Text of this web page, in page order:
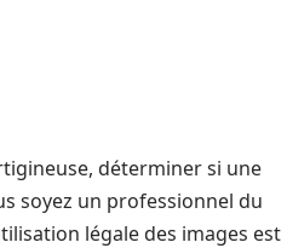
déterminer si une
soyez un professionnel du
légale des images est